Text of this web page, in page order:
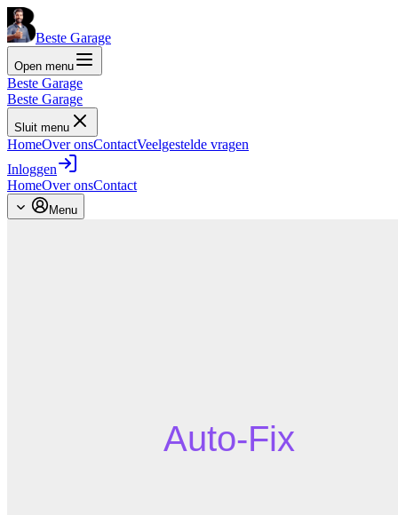
Beste Garage
Open menu
Beste Garage
Beste Garage
Sluit menu
HomeOver onsContactVeelgestelde vragen
Inloggen
HomeOver onsContact
Menu